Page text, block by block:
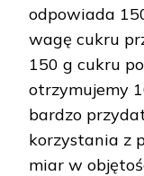
odpowiada
wagę cukru
150 g cukru
otrzymujemy
bardzo
korzystania z
miar w